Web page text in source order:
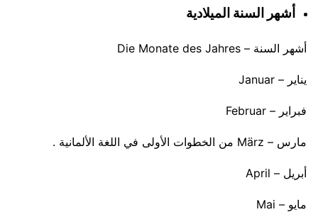
أشهر السنة الميلادية
أشهر السنة – Die Monate des Jahres
يناير – Januar
فبراير – Februar
مارس – März من الخطوات الأولى في اللغة الألمانية .
أبريل – April
مايو – Mai